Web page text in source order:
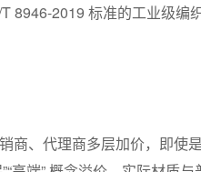
8946-2019 标准的工业级编
商、代理商多层加价，即使